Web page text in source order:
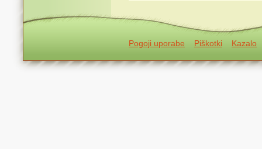
Pogoji uporabe Piškotki Kazalo